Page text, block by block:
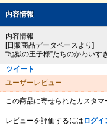
内容情報
内容情報
[日販商品データベースより]
“地獄の王子様”たちのかわいす
ツイート
ユーザーレビュー
この商品に寄せられたカスタマ
レビューを評価するには ログイ